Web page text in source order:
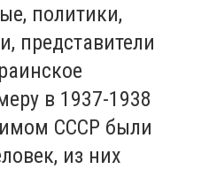
политики,
представители
в 1937-1938
СССР были
из них